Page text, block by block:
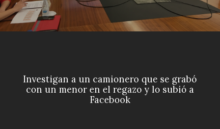
Investigan a un camionero que se grabó
con un menor en el regazo y lo subió a
Facebook